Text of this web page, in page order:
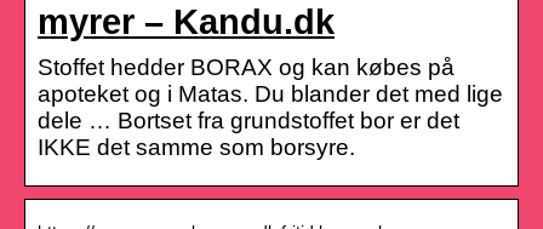
myrer – Kandu.dk
Stoffet hedder BORAX og kan købes på
apoteket og i Matas. Du blander det med lige
dele … Bortset fra grundstoffet bor er det
IKKE det samme som borsyre.